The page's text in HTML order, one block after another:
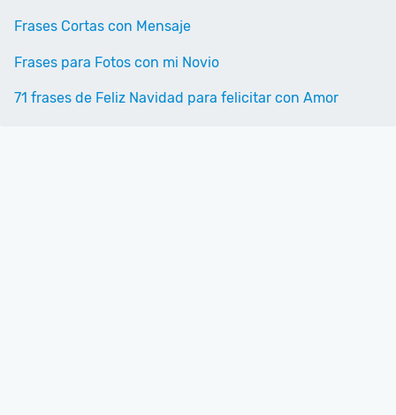
Frases Cortas con Mensaje
Frases para Fotos con mi Novio
71 frases de Feliz Navidad para felicitar con Amor